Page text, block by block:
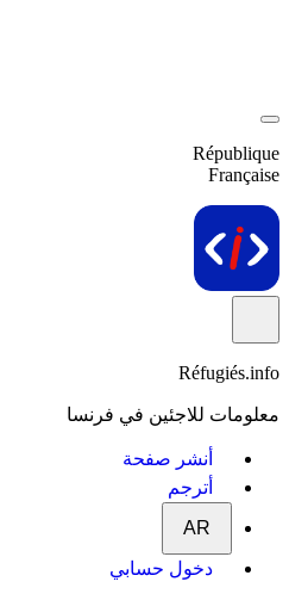
République
Française
Réfugiés.info
معلومات للاجئين في فرنسا
أنشر صفحة
أترجم
AR
دخول حسابي